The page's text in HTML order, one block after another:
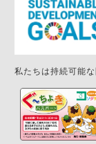
私たちは持続可能